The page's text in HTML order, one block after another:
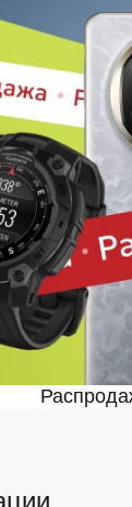
позицию,
— купить в
сроки.
в
платформе
Среди
выбрать и
удобной
и наличия.
покупки